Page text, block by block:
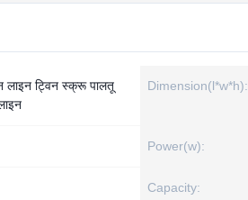
लाइन ट्विन स्क्रू पालतू
Dimension(l*w*h):
Power(w):
Capacity: